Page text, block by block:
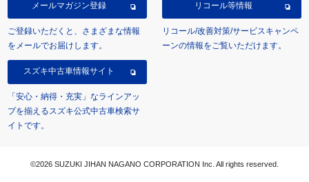
メールマガジン登録
ご登録いただくと、さまざまな情報
をメールでお届けします。
リコール等情報
リコール/改善対策/サービスキャンペ
ーンの情報をご覧いただけます。
スズキ中古車情報サイト
「安心・納得・充実」なラインアッ
プを揃えるスズキ公式中古車検索サ
イトです。
©2026 SUZUKI JIHAN NAGANO CORPORATION Inc. All rights reserved.